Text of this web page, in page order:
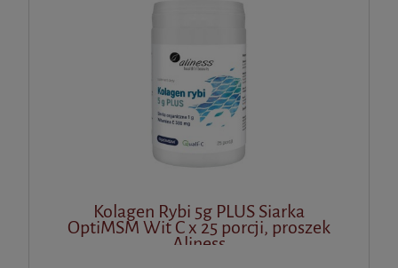
Kolagen Rybi 5g PLUS Siarka
OptiMSM Wit C x 25 porcji, proszek
Aliness